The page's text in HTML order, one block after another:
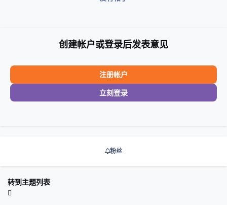
创建帐户或登录后发表意见
注册帐户
立刻登录
粉丝
转到主题列表